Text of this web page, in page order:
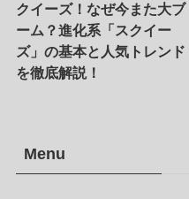
クイーズ！なぜ今また大ブ
ーム？進化系「スクイー
ズ」の基本と人気トレンド
を徹底解説！
Menu